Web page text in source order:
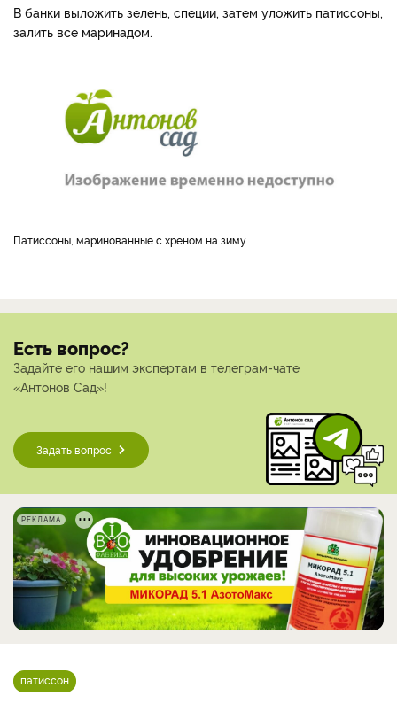
В банки выложить зелень, специи, затем уложить патиссоны,
залить все маринадом.
Патиссоны, маринованные с хреном на зиму
Есть вопрос?
Задайте его нашим экспертам в телеграм-чате
«Антонов Сад»!
Задать вопрос
РЕКЛАМА
патиссон